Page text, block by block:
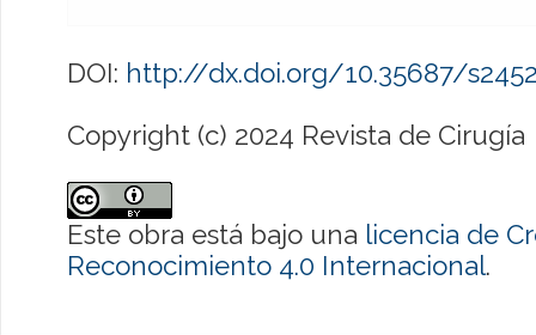
DOI: http://dx.doi.org/10.35687/
Copyright (c) 2024 Revista de Cirugía
Este obra está bajo una licencia de
Reconocimiento 4.0 Internacional.